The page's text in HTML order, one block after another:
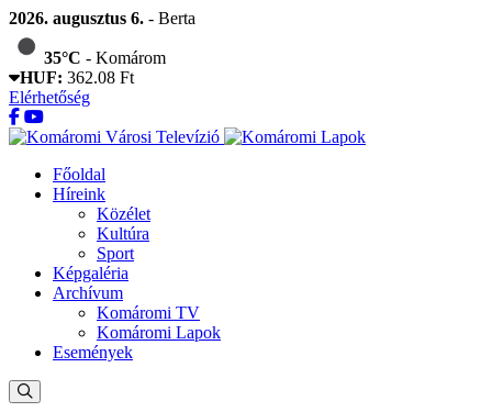
2026. augusztus 6. - Berta
35°C - Komárom
HUF: 362.08 Ft
Elérhetőség
Főoldal
Híreink
Közélet
Kultúra
Sport
Képgaléria
Archívum
Komáromi TV
Komáromi Lapok
Események